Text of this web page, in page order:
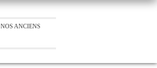
NOS ANCIENS